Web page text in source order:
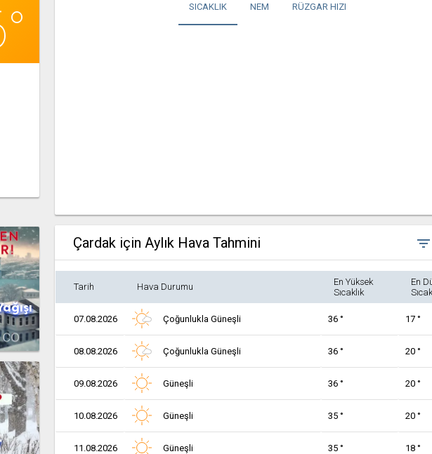
SICAKLIK NEM RÜZGAR HIZI
Çardak için Aylık Hava Tahmini filter_list
Tarih Hava Durumu
En Yüksek
Sıcaklık
En
07.08.2026 Çoğunlukla Güneşli 36 ° 17 °
08.08.2026 Çoğunlukla Güneşli 36 ° 20 °
09.08.2026 Güneşli 36 ° 20 °
10.08.2026 Güneşli 35 ° 20 °
11.08.2026 Güneşli 35 ° 18 °